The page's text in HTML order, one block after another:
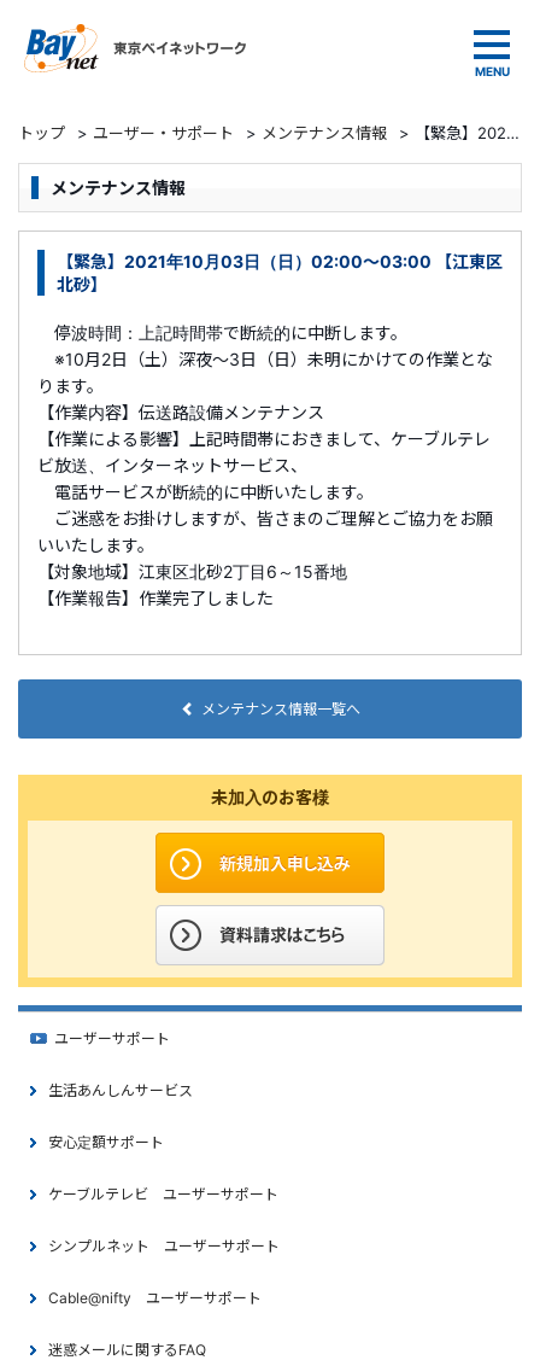
トップ > ユーザー・サポート > メンテナンス情報 > 【緊急】2021年10月03日（日）02:00～03:00 【江東区北砂】
メンテナンス情報
【緊急】2021年10月03日（日）02:00～03:00 【江東区
北砂】
停波時間：上記時間帯で断続的に中断します。
※10月2日（土）深夜～3日（日）未明にかけての作業とな
ります。
【作業内容】伝送路設備メンテナンス
【作業による影響】上記時間帯におきまして、ケーブルテレ
ビ放送、インターネットサービス、
電話サービスが断続的に中断いたします。
ご迷惑をお掛けしますが、皆さまのご理解とご協力をお願
いいたします。
【対象地域】江東区北砂2丁目6～15番地
【作業報告】作業完了しました
メンテナンス情報一覧へ
未加入のお客様
ユーザーサポート
生活あんしんサービス
安心定額サポート
ケーブルテレビ ユーザーサポート
シンプルネット ユーザーサポート
Cable@nifty ユーザーサポート
迷惑メールに関するFAQ